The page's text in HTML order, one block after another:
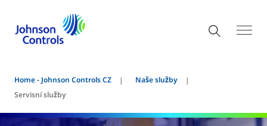
Home - Johnson Controls CZ
Naše služby
Servisní služby